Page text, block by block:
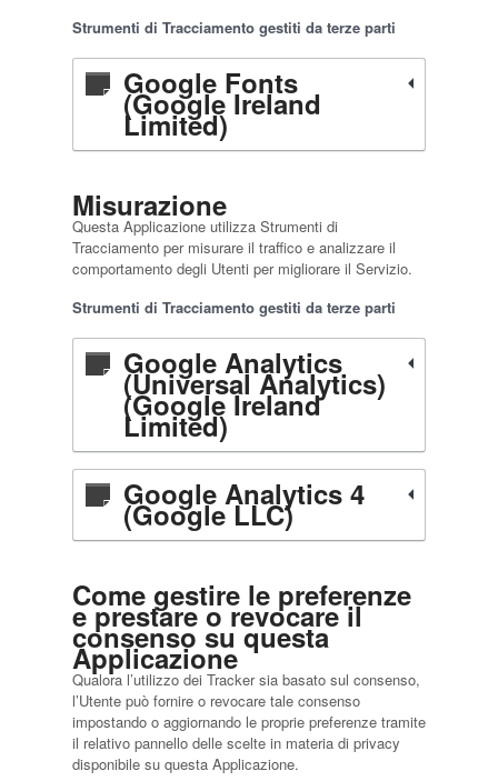
Strumenti di Tracciamento gestiti da terze parti
Google Fonts
(Google Ireland
Limited)
Misurazione
Questa Applicazione utilizza Strumenti di
Tracciamento per misurare il traffico e analizzare il
comportamento degli Utenti per migliorare il Servizio.
Strumenti di Tracciamento gestiti da terze parti
Google Analytics
(Universal Analytics)
(Google Ireland
Limited)
Google Analytics 4
(Google LLC)
Come gestire le preferenze
e prestare o revocare il
consenso su questa
Applicazione
Qualora l’utilizzo dei Tracker sia basato sul consenso,
l’Utente può fornire o revocare tale consenso
impostando o aggiornando le proprie preferenze tramite
il relativo pannello delle scelte in materia di privacy
disponibile su questa Applicazione.